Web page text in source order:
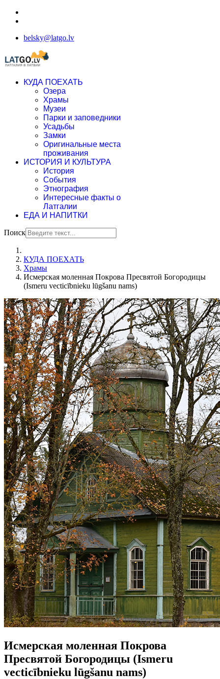
belsky@latgo.lv
КУДА ПОЕХАТЬ
Озера
Храмы
Музеи
Парки и заповедники
Усадьбы
Замки
Оригинальные места
проживания
ИСТОРИЯ И КУЛЬТУРА
История
События
Этнография
Интересные факты о
Латгалии
ЕДА И НАПИТКИ
Поиск
КУДА ПОЕХАТЬ
Храмы
Исмерская моленная Покрова Пресвятой Богородицы
(Ismeru vecticībnieku lūgšanu nams)
Исмерская моленная Покрова
Пресвятой Богородицы (Ismeru
vecticībnieku lūgšanu nams)